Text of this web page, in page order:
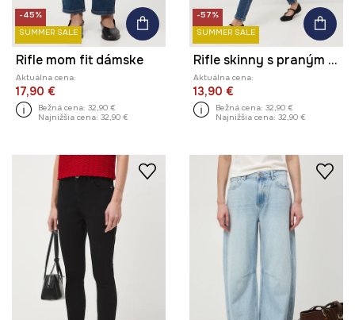
-45%
SUMMER SALE
Rifle mom fit dámske
Aktuálna cena:
17,90 €
Bežná cena: 32,90 €
Najnižšia cena: 32,90 €
-57%
SUMMER SALE
Rifle skinny s praným efektom
Aktuálna cena:
13,90 €
Bežná cena: 32,90 €
Najnižšia cena: 32,90 €